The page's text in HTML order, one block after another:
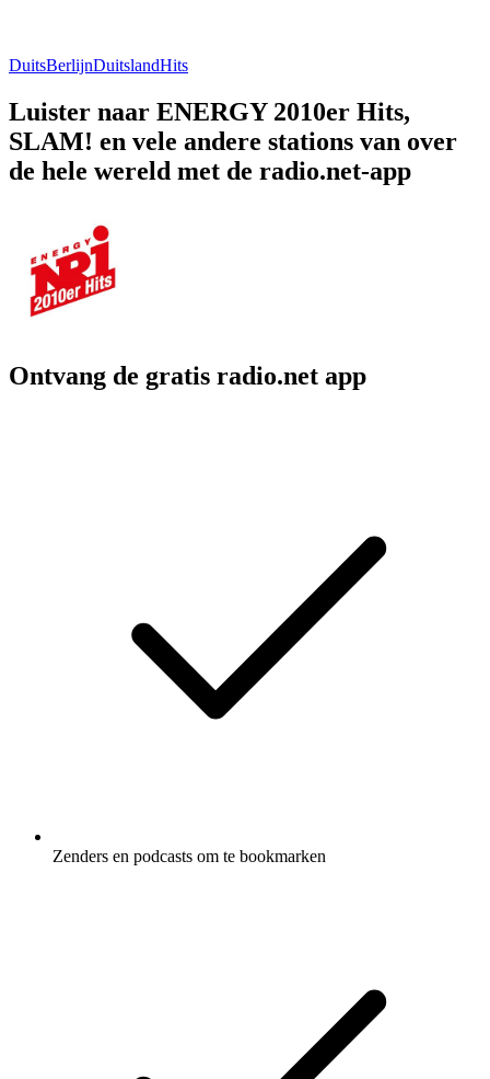
DuitsBerlijnDuitslandHits
Luister naar ENERGY 2010er Hits,
SLAM! en vele andere stations van over
de hele wereld met de radio.net-app
Ontvang de gratis radio.net app
Zenders en podcasts om te bookmarken